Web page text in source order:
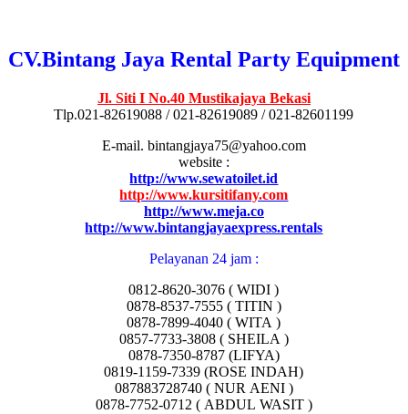
CV.Bintang Jaya Rental Party Equipment
Jl. Siti I No.40 Mustikajaya Bekasi
Tlp.021-82619088 / 021-82619089 / 021-82601199
E-mail. bintangjaya75@yahoo.com
website :
http://www.sewatoilet.id
http://www.kursitifany.com
http://www.meja.co
http://www.bintangjayaexpress.rentals
Pelayanan 24 jam :
0812-8620-3076 ( WIDI )
0878-8537-7555 ( TITIN )
0878-7899-4040 ( WITA )
0857-7733-3808 ( SHEILA )
0878-7350-8787 (LIFYA)
0819-1159-7339 (ROSE INDAH)
087883728740 ( NUR AENI )
0878-7752-0712 ( ABDUL WASIT )